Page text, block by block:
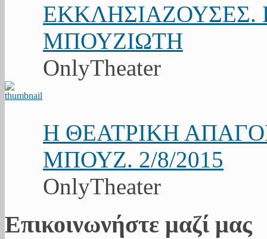
ΕΚΚΛΗΣΙΑΖΟΥΣΕΣ.
ΜΠΟΥΖΙΩΤΗ
OnlyTheater
Η ΘΕΑΤΡΙΚΗ
ΜΠΟΥΖ. 2/8/2015
OnlyTheater
Επικοινωνήστε μαζί μας